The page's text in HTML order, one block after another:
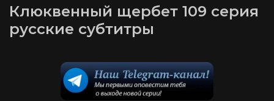
Клюквенный щербет 109 серия
русские субтитры